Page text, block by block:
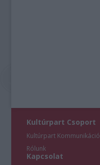
Kultúrpart Csoport
Kultúrpart Kommunikáció
Rólunk
Kapcsolat